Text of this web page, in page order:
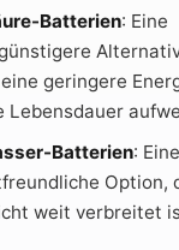
Batterien: Eine
geringere
Lebensdauer
Batterien:⁢ Eine
Option,
weit verbreitet